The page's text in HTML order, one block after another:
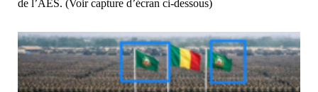
de l’AES. (Voir capture d’écran ci-dessous)